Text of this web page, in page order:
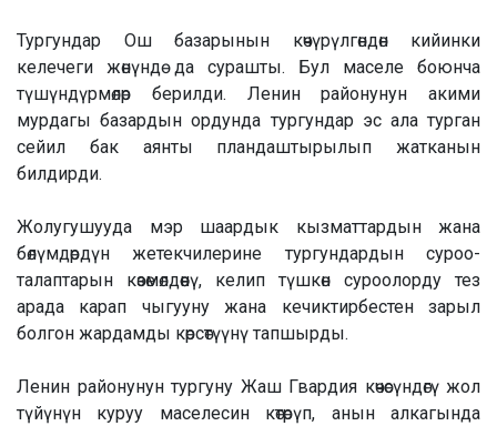
Тургундар Ош базарынын көчүрүлгөндөн кийинки
келечеги жөнүндө да сурашты. Бул маселе боюнча
түшүндүрмөлөр берилди. Ленин районунун акими
мурдагы базардын ордунда тургундар эс ала турган
сейил бак аянты пландаштырылып жатканын
билдирди.
Жолугушууда мэр шаардык кызматтардын жана
бөлүмдөрдүн жетекчилерине тургундардын суроо-
талаптарын көзөмөлдөөнү, келип түшкөн суроолорду тез
арада карап чыгууну жана кечиктирбестен зарыл
болгон жардамды көрсөтүүнү тапшырды.
Ленин районунун тургуну Жаш Гвардия көчөсүндөгү жол
түйүнүн куруу маселесин көтөрүп, анын алкагында